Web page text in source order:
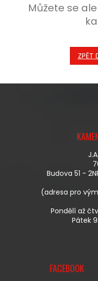
Můžete se
ZPĚT
Budova 51 -
(adresa pro
Pondělí až
Pátek
FACEBOOK